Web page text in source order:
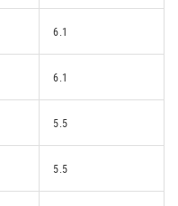
6.1
6.1
5.5
5.5